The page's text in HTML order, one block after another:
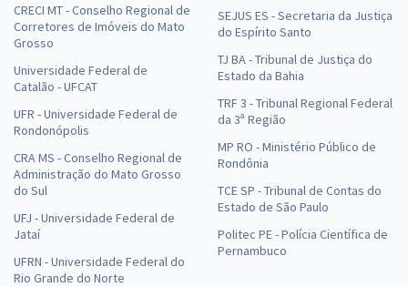
CRECI MT - Conselho Regional de
Corretores de Imóveis do Mato
Grosso
Universidade Federal de
Catalão - UFCAT
UFR - Universidade Federal de
Rondonópolis
CRA MS - Conselho Regional de
Administração do Mato Grosso
do Sul
UFJ - Universidade Federal de
Jataí
UFRN - Universidade Federal do
Rio Grande do Norte
SEJUS ES - Secretaria da Justiça
do Espírito Santo
TJ BA - Tribunal de Justiça do
Estado da Bahia
TRF 3 - Tribunal Regional Federal
da 3ª Região
MP RO - Ministério Público de
Rondônia
TCE SP - Tribunal de Contas do
Estado de São Paulo
Politec PE - Polícia Científica de
Pernambuco